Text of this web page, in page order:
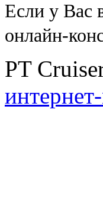
Если у Вас
онлайн-
PT